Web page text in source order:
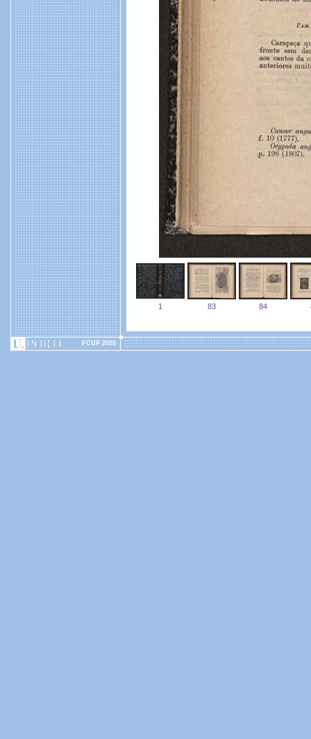
1 83 84
FCUP 2026